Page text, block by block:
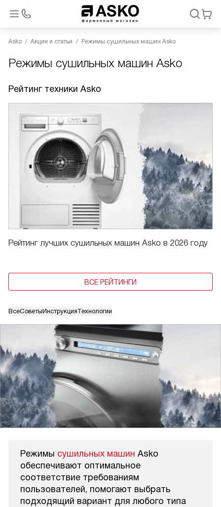
Asko Акции и статьи Режимы сушильных машин Asko
Режимы сушильных машин Asko
ВсеСоветыИнструкцияТехнологии
Режимы сушильных машин Asko
обеспечивают оптимальное
соответствие требованиям
пользователей, помогают выбрать
подходящий вариант для любого типа
Рейтинг техники Asko
Рейтинг лучших сушильных машин Asko в 2026 году
ВСЕ РЕЙТИНГИ